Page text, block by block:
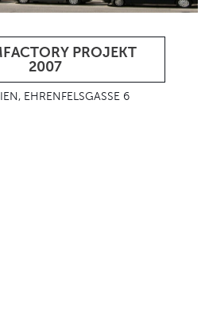
PROJEKT
2007
EHRENFELSGASSE 6